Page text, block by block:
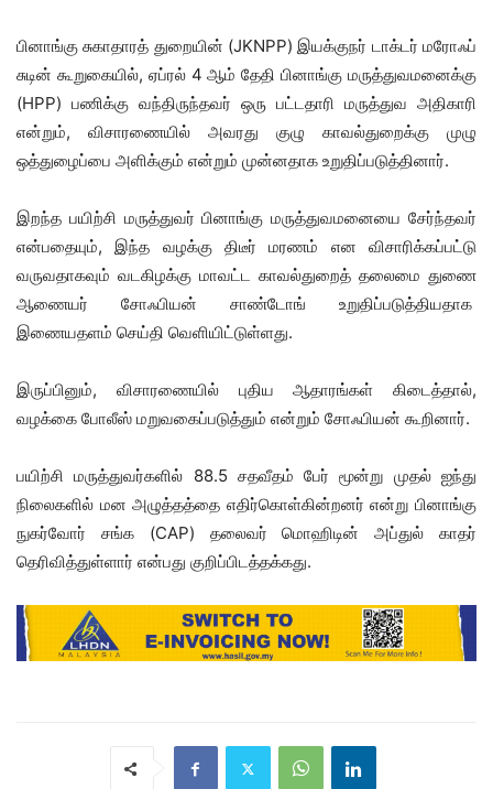
பினாங்கு சுகாதாரத் துறையின் (JKNPP) இயக்குநர் டாக்டர் மரோஃப்
சுடின் கூறுகையில், ஏப்ரல் 4 ஆம் தேதி பினாங்கு மருத்துவமனைக்கு
(HPP) பணிக்கு வந்திருந்தவர் ஒரு பட்டதாரி மருத்துவ அதிகாரி
என்றும், விசாரணையில் அவரது குழு காவல்துறைக்கு முழு
ஒத்துழைப்பை அளிக்கும் என்றும் முன்னதாக உறுதிப்படுத்தினார்.
இறந்த பயிற்சி மருத்துவர் பினாங்கு மருத்துவமனையை சேர்ந்தவர்
என்பதையும், இந்த வழக்கு திடீர் மரணம் என விசாரிக்கப்பட்டு
வருவதாகவும் வடகிழக்கு மாவட்ட காவல்துறைத் தலைமை துணை
ஆணையர் சோஃபியன் சாண்டோங் உறுதிப்படுத்தியதாக
இணையதளம் செய்தி வெளியிட்டுள்ளது.
இருப்பினும், விசாரணையில் புதிய ஆதாரங்கள் கிடைத்தால்,
வழக்கை போலீஸ் மறுவகைப்படுத்தும் என்றும் சோஃபியன் கூறினார்.
பயிற்சி மருத்துவர்களில் 88.5 சதவீதம் பேர் மூன்று முதல் ஐந்து
நிலைகளில் மன அழுத்தத்தை எதிர்கொள்கின்றனர் என்று பினாங்கு
நுகர்வோர் சங்க (CAP) தலைவர் மொஹிடின் அப்துல் காதர்
தெரிவித்துள்ளார் என்பது குறிப்பிடத்தக்கது.